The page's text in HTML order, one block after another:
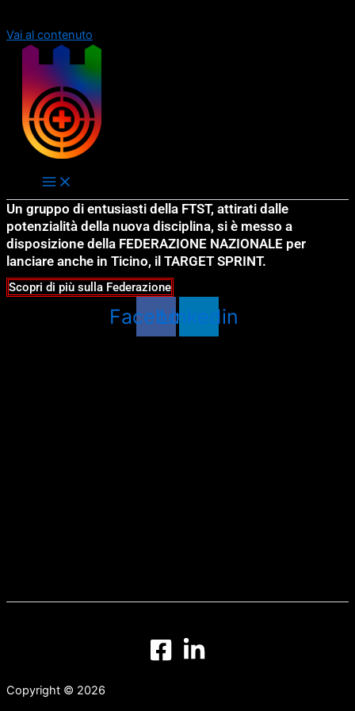
Vai al contenuto
Un gruppo di entusiasti della FTST, attirati dalle
potenzialità della nuova disciplina, si è messo a
disposizione della FEDERAZIONE NAZIONALE per
lanciare anche in Ticino, il TARGET SPRINT.
Scopri di più sulla Federazione
Facebook
Linkedin
Copyright © 2026